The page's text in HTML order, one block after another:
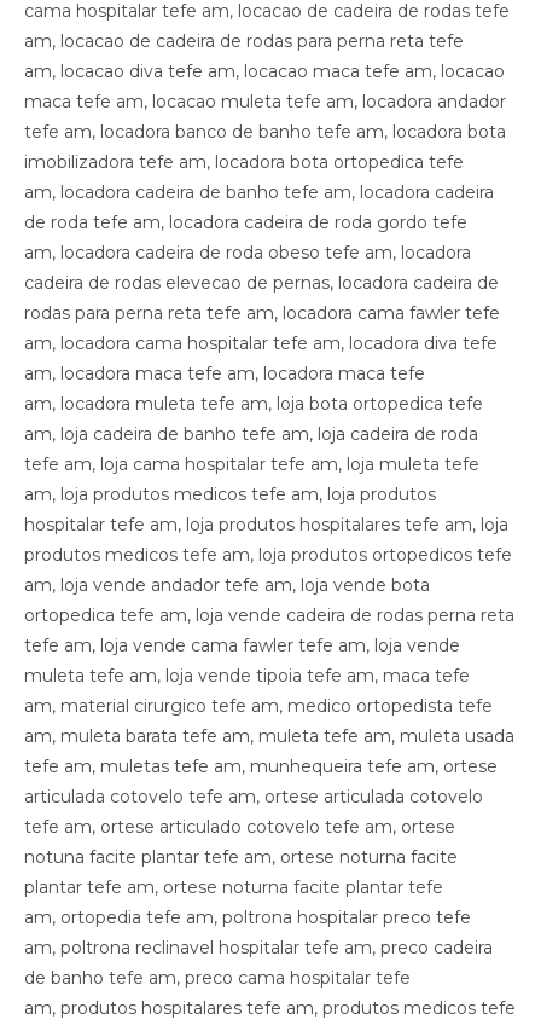
cama hospitalar tefe am, locacao de cadeira de rodas tefe
am, locacao de cadeira de rodas para perna reta tefe
am, locacao diva tefe am, locacao maca tefe am, locacao
maca tefe am, locacao muleta tefe am, locadora andador
tefe am, locadora banco de banho tefe am, locadora bota
imobilizadora tefe am, locadora bota ortopedica tefe
am, locadora cadeira de banho tefe am, locadora cadeira
de roda tefe am, locadora cadeira de roda gordo tefe
am, locadora cadeira de roda obeso tefe am, locadora
cadeira de rodas elevecao de pernas, locadora cadeira de
rodas para perna reta tefe am, locadora cama fawler tefe
am, locadora cama hospitalar tefe am, locadora diva tefe
am, locadora maca tefe am, locadora maca tefe
am, locadora muleta tefe am, loja bota ortopedica tefe
am, loja cadeira de banho tefe am, loja cadeira de roda
tefe am, loja cama hospitalar tefe am, loja muleta tefe
am, loja produtos medicos tefe am, loja produtos
hospitalar tefe am, loja produtos hospitalares tefe am, loja
produtos medicos tefe am, loja produtos ortopedicos tefe
am, loja vende andador tefe am, loja vende bota
ortopedica tefe am, loja vende cadeira de rodas perna reta
tefe am, loja vende cama fawler tefe am, loja vende
muleta tefe am, loja vende tipoia tefe am, maca tefe
am, material cirurgico tefe am, medico ortopedista tefe
am, muleta barata tefe am, muleta tefe am, muleta usada
tefe am, muletas tefe am, munhequeira tefe am, ortese
articulada cotovelo tefe am, ortese articulada cotovelo
tefe am, ortese articulado cotovelo tefe am, ortese
notuna facite plantar tefe am, ortese noturna facite
plantar tefe am, ortese noturna facite plantar tefe
am, ortopedia tefe am, poltrona hospitalar preco tefe
am, poltrona reclinavel hospitalar tefe am, preco cadeira
de banho tefe am, preco cama hospitalar tefe
am, produtos hospitalares tefe am, produtos medicos tefe